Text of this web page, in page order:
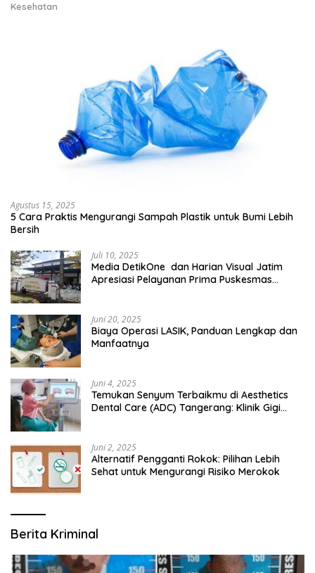
Kesehatan
Agustus 15, 2025
5 Cara Praktis Mengurangi Sampah Plastik untuk Bumi Lebih
Bersih
Juli 10, 2025
Media DetikOne dan Harian Visual Jatim
Apresiasi Pelayanan Prima Puskesmas
Juni 20, 2025
Biaya Operasi LASIK, Panduan Lengkap dan
Manfaatnya
Juni 4, 2025
Temukan Senyum Terbaikmu di Aesthetics
Dental Care (ADC) Tangerang: Klinik Gigi
Juni 2, 2025
Alternatif Pengganti Rokok: Pilihan Lebih
Sehat untuk Mengurangi Risiko Merokok
Berita Kriminal